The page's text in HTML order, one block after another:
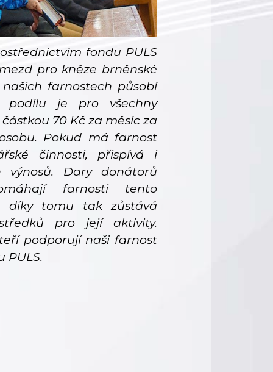
fondu PULS
pro kněze brněnské
farnostech působí
podílu je pro všechny
70 Kč za měsíc za
Pokud má farnost
činnosti, přispívá i
výnosů. Dary donátorů
farnosti tento
díky tomu tak zůstává
pro její aktivity.
podporují naši farnost
PULS.